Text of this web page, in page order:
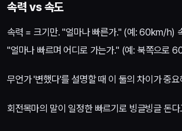
속력 vs 속도
속력 = 크기만. "얼마나 빠른가." (예: 60km/h)
"얼마나 빠르며 어디로 가는가." (예: 북쪽으로
무언가 '변했다'를 설명할 때 이 둘의 차이가 중요
회전목마의 말이 일정한 빠르기로 빙글빙글 돈